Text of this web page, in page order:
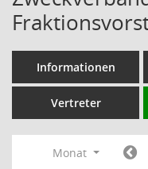
Informationen
Vertreter
Monat